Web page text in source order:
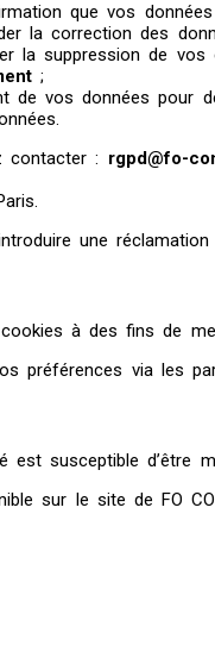
que vos
la correction des
la suppression de
;
de vos données pour
contacter : rgpd@fo-
une
à des fins de
préférences via les
est susceptible d’être
sur le site de FO